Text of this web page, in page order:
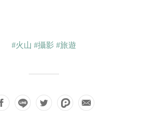
#火山 #攝影 #旅遊